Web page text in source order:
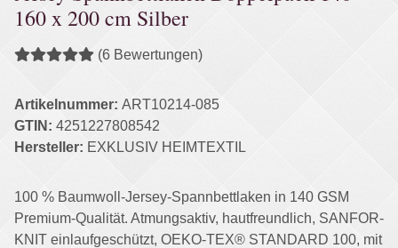
160 x 200 cm Silber
(6 Bewertungen)
Artikelnummer: ART10214-085
GTIN: 4251227808542
Hersteller: EXKLUSIV HEIMTEXTIL
100 % Baumwoll-Jersey-Spannbettlaken in 140 GSM
Premium-Qualität. Atmungsaktiv, hautfreundlich, SANFOR-
KNIT einlaufgeschützt, OEKO-TEX® STANDARD 100, mit